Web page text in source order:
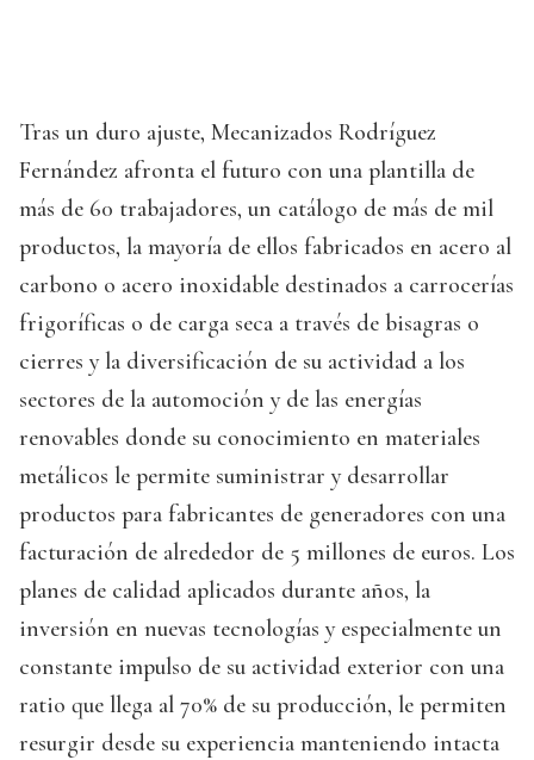
Tras un duro ajuste, Mecanizados Rodríguez
Fernández afronta el futuro con una plantilla de
más de 60 trabajadores, un catálogo de más de mil
productos, la mayoría de ellos fabricados en acero al
carbono o acero inoxidable destinados a carrocerías
frigoríficas o de carga seca a través de bisagras o
cierres y la diversificación de su actividad a los
sectores de la automoción y de las energías
renovables donde su conocimiento en materiales
metálicos le permite suministrar y desarrollar
productos para fabricantes de generadores con una
facturación de alrededor de 5 millones de euros. Los
planes de calidad aplicados durante años, la
inversión en nuevas tecnologías y especialmente un
constante impulso de su actividad exterior con una
ratio que llega al 70% de su producción, le permiten
resurgir desde su experiencia manteniendo intacta